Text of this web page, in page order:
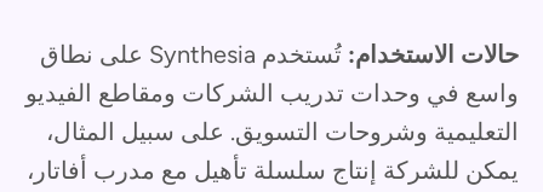
حالات الاستخدام:
تُستخدم Synthesia على نطاق
واسع في وحدات تدريب الشركات ومقاطع الفيديو
التعليمية وشروحات التسويق. على سبيل المثال،
يمكن للشركة إنتاج سلسلة تأهيل مع مدرب أفاتار،